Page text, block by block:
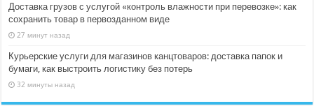
Доставка грузов с услугой «контроль влажности при перевозке»: как
сохранить товар в первозданном виде
27 минут назад
Курьерские услуги для магазинов канцтоваров: доставка папок и
бумаги, как выстроить логистику без потерь
32 минуты назад